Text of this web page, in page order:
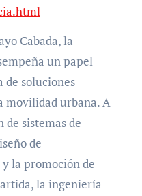
Cabada, la
un papel
de soluciones
movilidad urbana. A
sistemas de
de
la promoción de
la ingeniería